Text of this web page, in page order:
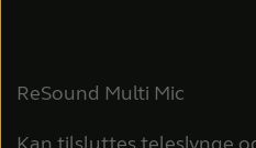
ReSound Multi Mic